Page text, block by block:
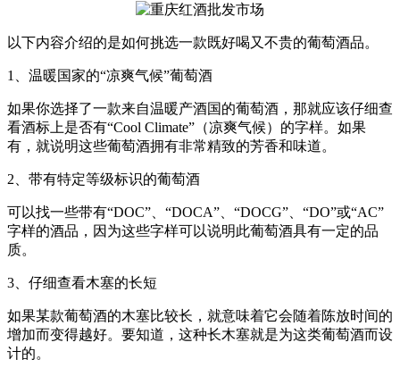
以下内容介绍的是如何挑选一款既好喝又不贵的葡萄酒品。
1、温暖国家的“凉爽气候”葡萄酒
如果你选择了一款来自温暖产酒国的葡萄酒，那就应该仔细查
看酒标上是否有“Cool Climate”（凉爽气候）的字样。如果
有，就说明这些葡萄酒拥有非常精致的芳香和味道。
2、带有特定等级标识的葡萄酒
可以找一些带有“DOC”、“DOCA”、“DOCG”、“DO”或“AC”
字样的酒品，因为这些字样可以说明此葡萄酒具有一定的品
质。
3、仔细查看木塞的长短
如果某款葡萄酒的木塞比较长，就意味着它会随着陈放时间的
增加而变得越好。要知道，这种长木塞就是为这类葡萄酒而设
计的。